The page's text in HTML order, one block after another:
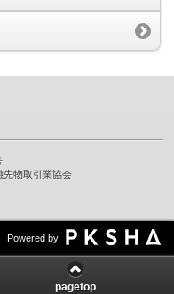
先物取引業協会
Powered by
pagetop